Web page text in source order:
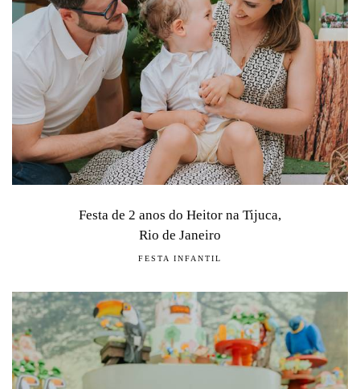
Festa de 2 anos do Heitor na Tijuca,
Rio de Janeiro
FESTA INFANTIL